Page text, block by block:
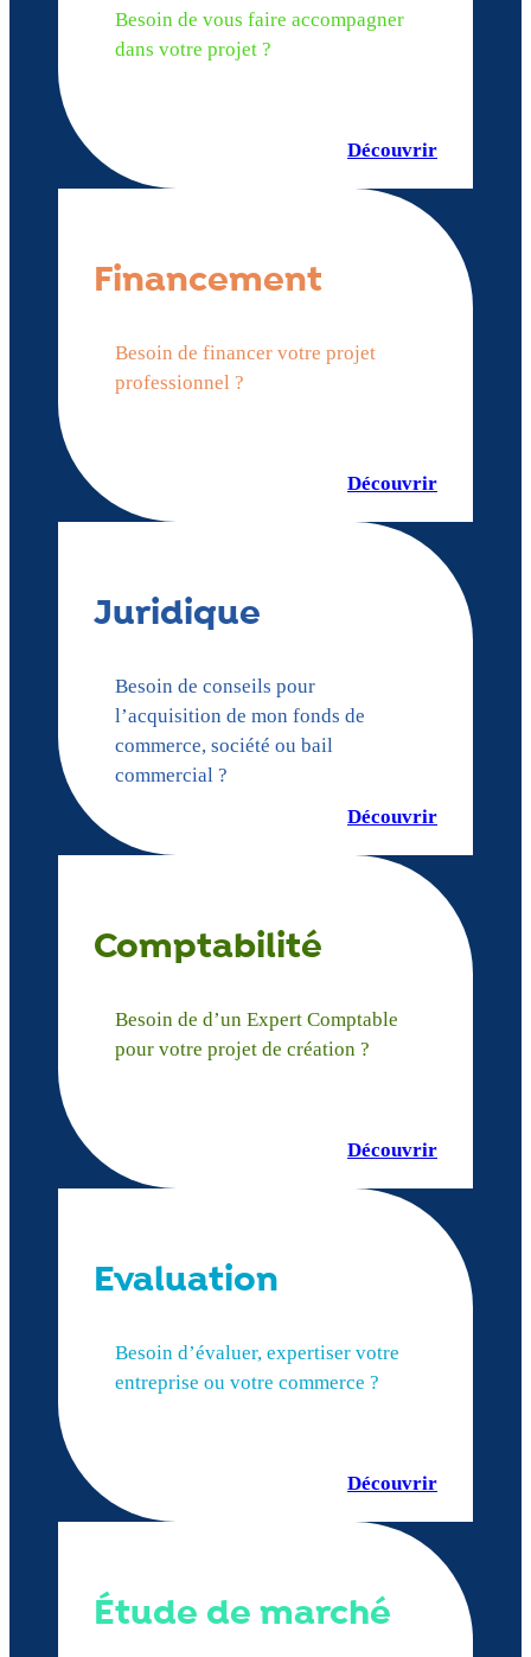
Besoin de vous faire accompagner
dans votre projet ?
Découvrir
Financement
Besoin de financer votre projet
professionnel ?
Découvrir
Juridique
Besoin de conseils pour
l’acquisition de mon fonds de
commerce, société ou bail
commercial ?
Découvrir
Comptabilité
Besoin de d’un Expert Comptable
pour votre projet de création ?
Découvrir
Evaluation
Besoin d’évaluer, expertiser votre
entreprise ou votre commerce ?
Découvrir
Étude de marché